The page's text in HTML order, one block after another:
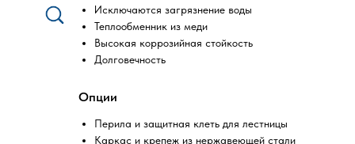
Исключаются загрязнение воды
Теплообменник из меди
Высокая коррозийная стойкость
Долговечность
Опции
Перила и защитная клеть для лестницы
Каркас и крепеж из нержавеющей стали